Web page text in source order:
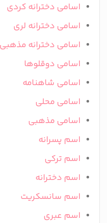
اسامی دخترانه کردی
اسامی دخترانه لری
اسامی دخترانه مذهبی
اسامی دوقلوها
اسامی شاهنامه
اسامی محلی
اسامی مذهبی
اسم پسرانه
اسم ترکی
اسم دخترانه
اسم سانسکریت
اسم عبری